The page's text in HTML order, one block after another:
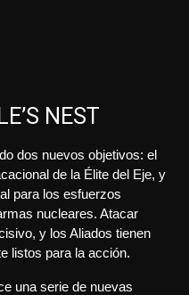
NEST
dos nuevos objetivos: el
de la Élite del Eje, y
para los esfuerzos
nucleares. Atacar
y los Aliados tienen
listos para la acción.
una serie de nuevas